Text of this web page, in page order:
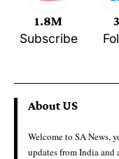
1.8M
Subscribe
About US
Welcome to SA News,
updates from India